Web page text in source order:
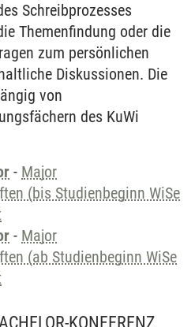
Schreibprozesses
Themenfindung oder die
zum persönlichen
Diskussionen. Die
von
des KuWi
- Major
(bis Studienbeginn WiSe
- Major
(ab Studienbeginn WiSe
KONFERENZ